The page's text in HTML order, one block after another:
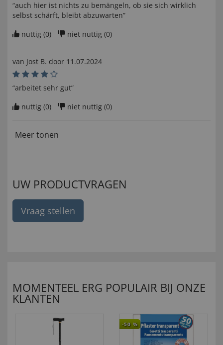
“auch hier ist nichts zu bemängeln, ob sie sich wirklich
selbst schärft, bleibt abzuwarten”
nuttig (0) niet nuttig (0)
van Jost B. door 11.07.2024
“arbeitet sehr gut”
nuttig (0) niet nuttig (0)
Meer tonen
UW PRODUCTVRAGEN
Vraag stellen
MOMENTEEL ERG POPULAIR BIJ ONZE
KLANTEN
-50 %